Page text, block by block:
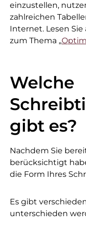
einzustellen,
zahlreichen
Internet. Lesen
zum Thema „
Welche
gibt es?
Nachdem Sie
berücksichtigt
die Form Ihres
Es gibt
unterschieden